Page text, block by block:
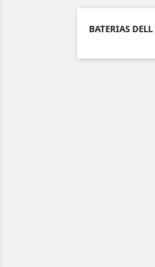
BATERIAS DELL